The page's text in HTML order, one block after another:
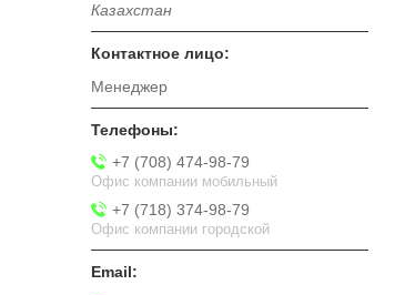
Казахстан
Менеджер
+7 (708) 474-98-79
Офис компании мобильный
+7 (718) 374-98-79
Офис компании городской